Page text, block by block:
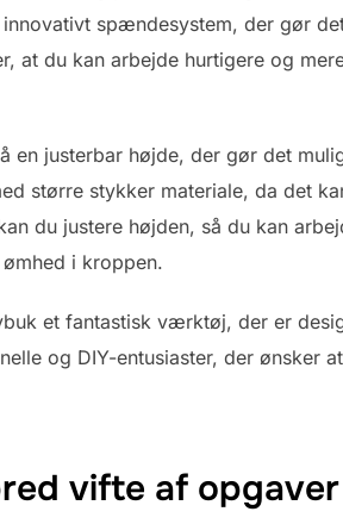
spændesystem, der gør
at du kan arbejde hurtigere og
en justerbar højde, der gør det
større stykker materiale, da det
du justere højden, så du kan
i kroppen.
et fantastisk værktøj, der er
og DIY-entusiaster, der
vifte af opgaver